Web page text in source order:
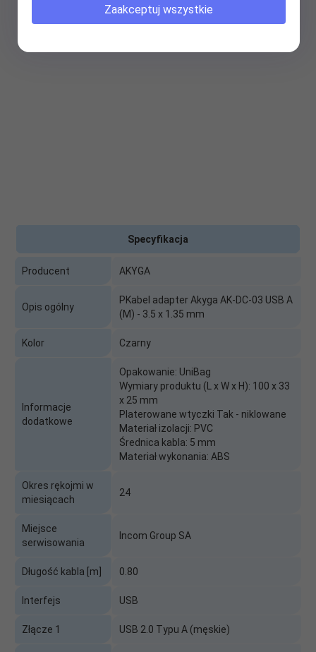
Specyfikacja
Producent AKYGA
Opis ogólny
PKabel adapter Akyga AK-DC-03 USB A
(M) - 3.5 x 1.35 mm
Kolor Czarny
Informacje
dodatkowe
Opakowanie: UniBag
Wymiary produktu (L x W x H): 100 x 33
x 25 mm
Platerowane wtyczki Tak - niklowane
Materiał izolacji: PVC
Średnica kabla: 5 mm
Materiał wykonania: ABS
Okres rękojmi w
miesiącach
24
Miejsce
serwisowania
Incom Group SA
Długość kabla [m] 0.80
Interfejs USB
Złącze 1 USB 2.0 Typu A (męskie)
Zaakceptuj wszystkie